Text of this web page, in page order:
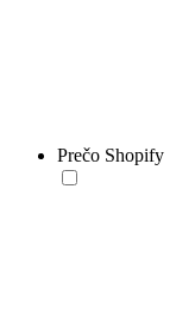
Prečo Shopify